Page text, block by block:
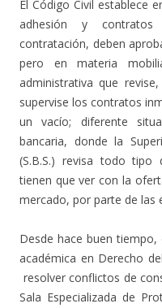
El Código Civil establece
adhesión y
contratación, deben
pero en materia
administrativa que
supervise los contratos
un vacío; diferente
bancaria, donde la
(S.B.S.) revisa todo
tienen que ver con la
mercado, por parte de las
Desde hace buen
académica en Derecho
resolver conflictos de
Sala Especializada de